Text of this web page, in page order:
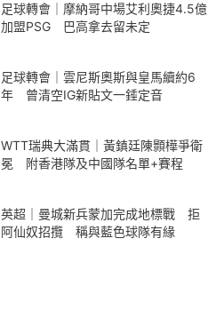
足球轉會｜摩納哥中場艾利奧捷4.5億
加盟PSG 巴高拿去留未定
足球轉會｜雲尼斯奧斯與皇馬續約6
年 曾清空IG新貼文一錘定音
WTT瑞典大滿貫｜黃鎮廷陳顥樺爭衛
冕 附香港隊及中國隊名單+賽程
英超｜曼城新兵蒙加完成地標戰 拒
阿仙奴招攬 稱與藍色球隊有緣